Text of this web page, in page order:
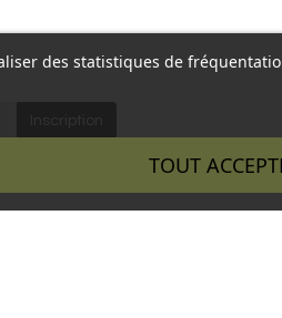
des statistiques de
TOUT